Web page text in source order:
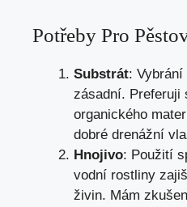
Potřeby Pro
Substrát:
zásadní. Preferuji
organického
dobré drenážní
Hnojivo: Použití
vodní rostliny
živin. Mám